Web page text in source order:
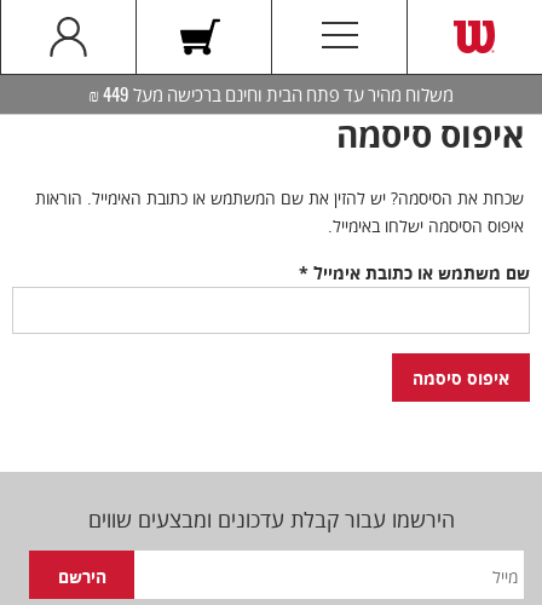
משלוח מהיר עד פתח הבית וחינם ברכישה מעל 449 ₪
איפוס סיסמה
שכחת את הסיסמה? יש להזין את שם המשתמש או כתובת האימייל. הוראות
איפוס הסיסמה ישלחו באימייל.
שם משתמש או כתובת אימייל *חובה
איפוס סיסמה
הירשמו עבור קבלת עדכונים ומבצעים שווים